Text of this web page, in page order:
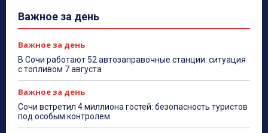
Важное за день
Важное за день
В Сочи работают 52 автозаправочные станции: ситуация
с топливом 7 августа
Важное за день
Сочи встретил 4 миллиона гостей: безопасность туристов
под особым контролем